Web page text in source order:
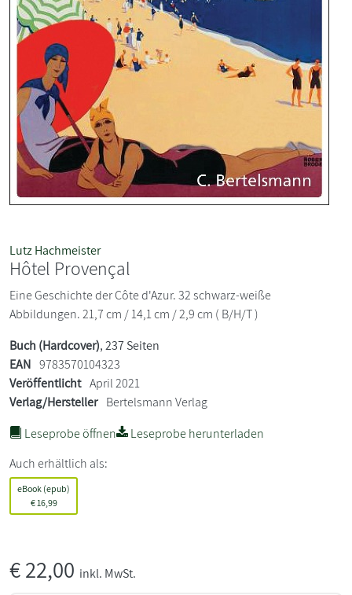
Lutz Hachmeister
Hôtel Provençal
Eine Geschichte der Côte d'Azur. 32 schwarz-weiße
Abbildungen. 21,7 cm / 14,1 cm / 2,9 cm ( B/H/T )
Buch (Hardcover), 237 Seiten
EAN 9783570104323
Veröffentlicht April 2021
Verlag/Hersteller Bertelsmann Verlag
Leseprobe öffnen
Leseprobe herunterladen
Auch erhältlich als:
eBook (epub)
€16,99
€22,00 inkl. MwSt.